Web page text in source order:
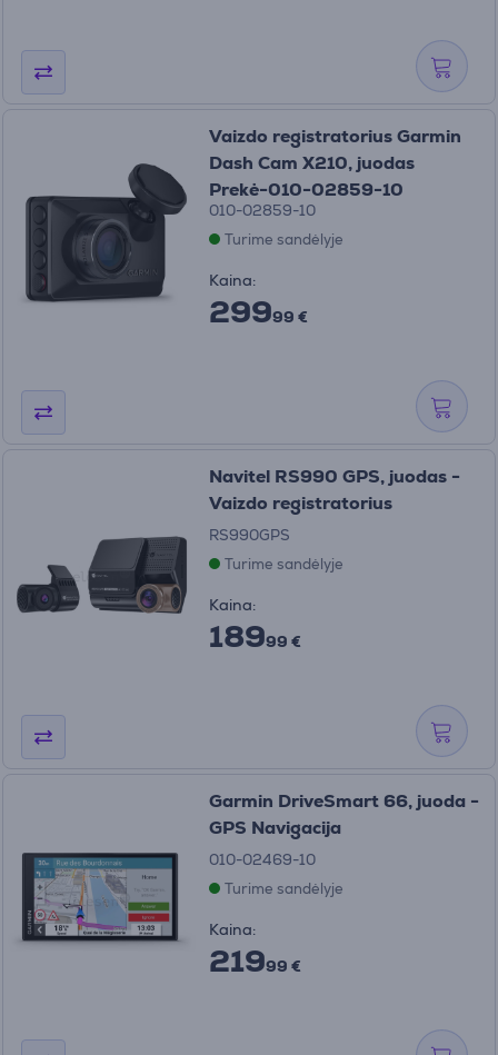
Vaizdo registratorius Garmin
Dash Cam X210, juodas
Prekė-010-02859-10
010-02859-10
Turime sandėlyje
Kaina:
29999 €
Navitel RS990 GPS, juodas -
Vaizdo registratorius
RS990GPS
Turime sandėlyje
Kaina:
18999 €
Garmin DriveSmart 66, juoda -
GPS Navigacija
010-02469-10
Turime sandėlyje
Kaina:
21999 €